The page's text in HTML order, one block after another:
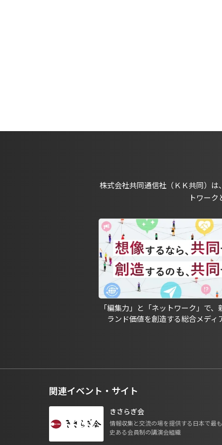
株式会社共同通信社（ＫＫ共同）
トワー
「編集力」と「ネットワーク」で、
ランド価値を創造する総合メディ
関連イベント・サイト
きさらぎ会
情報収集と交流の場を提供する日本で最
史ある会員制の講演会組織